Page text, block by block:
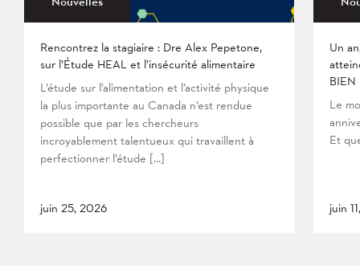
Rencontrez la stagiaire : Dre Alex Pepetone,
sur l’Étude HEAL et l’insécurité alimentaire
L’étude sur l’alimentation et l’activité physique
la plus importante au Canada n’est rendue
possible que par les chercheurs
incroyablement talentueux qui travaillent à
perfectionner l’étude […]
juin 25, 2026
Un
BIEN
Le
Et
juin